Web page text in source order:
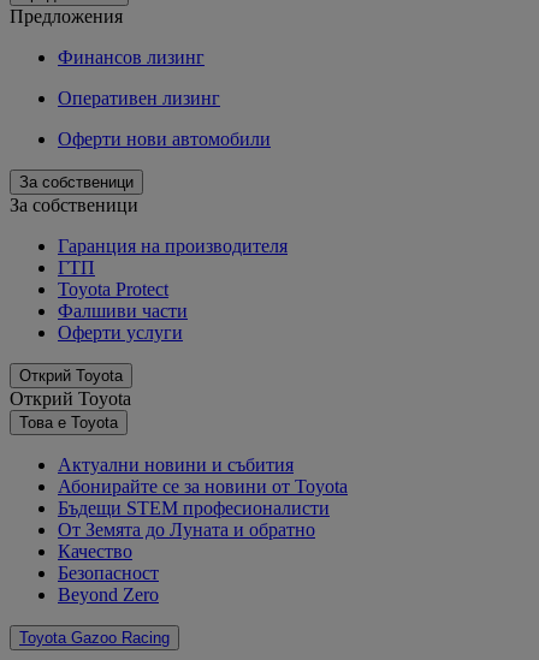
Предложения
Финансов лизинг
Оперативен лизинг
Оферти нови автомобили
За собственици
За собственици
Гаранция на производителя
ГТП
Toyota Protect
Фалшиви части
Оферти услуги
Открий Toyota
Открий Toyota
Това е Toyota
Актуални новини и събития
Абонирайте се за новини от Toyota
Бъдещи STEM професионалисти
От Земята до Луната и обратно
Качество
Безопасност
Beyond Zero
Toyota Gazoo Racing